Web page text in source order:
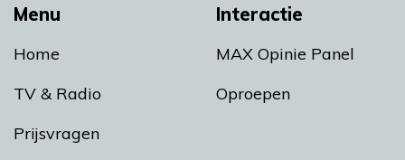
Menu
Home
TV & Radio
Prijsvragen
Interactie
MAX Opinie Panel
Oproepen